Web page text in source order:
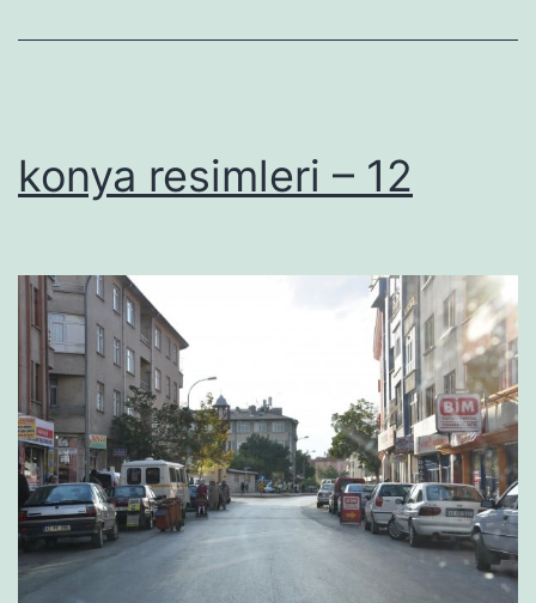
konya resimleri – 12